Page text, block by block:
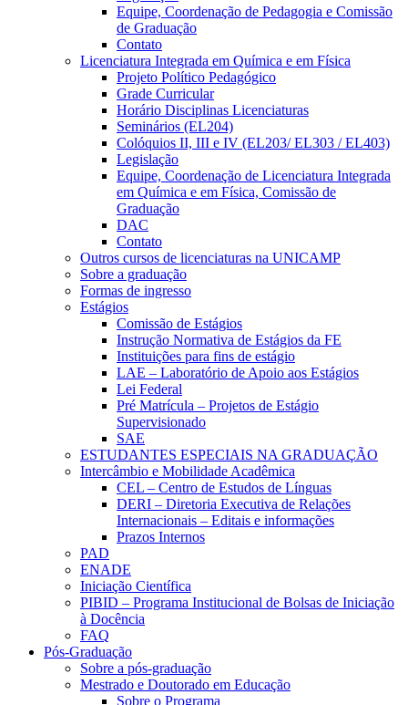
Equipe, Coordenação de Pedagogia e Comissão
de Graduação
Contato
Licenciatura Integrada em Química e em Física
Projeto Político Pedagógico
Grade Curricular
Horário Disciplinas Licenciaturas
Seminários (EL204)
Colóquios II, III e IV (EL203/ EL303 / EL403)
Legislação
Equipe, Coordenação de Licenciatura Integrada
em Química e em Física, Comissão de
Graduação
DAC
Contato
Outros cursos de licenciaturas na UNICAMP
Sobre a graduação
Formas de ingresso
Estágios
Comissão de Estágios
Instrução Normativa de Estágios da FE
Instituições para fins de estágio
LAE – Laboratório de Apoio aos Estágios
Lei Federal
Pré Matrícula – Projetos de Estágio
Supervisionado
SAE
ESTUDANTES ESPECIAIS NA GRADUAÇÃO
Intercâmbio e Mobilidade Acadêmica
CEL – Centro de Estudos de Línguas
DERI – Diretoria Executiva de Relações
Internacionais – Editais e informações
Prazos Internos
PAD
ENADE
Iniciação Científica
PIBID – Programa Institucional de Bolsas de Iniciação
à Docência
FAQ
Pós-Graduação
Sobre a pós-graduação
Mestrado e Doutorado em Educação
Sobre o Programa